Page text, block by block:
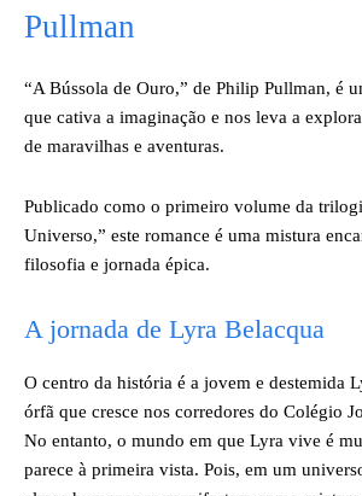
Pullman
“A Bússola de Ouro,” de Philip Pullman, é
que cativa a imaginação e nos leva a
de maravilhas e aventuras.
Publicado como o primeiro volume da
Universo,” este romance é uma mistura
filosofia e jornada épica.
A jornada de Lyra Belacqua
O centro da história é a jovem e destemida
órfã que cresce nos corredores do Colégio
No entanto, o mundo em que Lyra vive é
parece à primeira vista. Pois, em um